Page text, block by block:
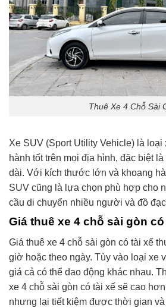
Thuê Xe 4 Chỗ Sài
Xe SUV (Sport Utility Vehicle) là loại
hành tốt trên mọi địa hình, đặc biệt
dài. Với kích thước lớn và khoang
SUV cũng là lựa chọn phù hợp cho
cầu di chuyển nhiều người và đồ
Giá thuê xe 4 chỗ sài gòn có
Giá thuê xe 4 chỗ sài gòn có tài xế
giờ hoặc theo ngày. Tùy vào loại xe
giá cả có thể dao động khác nhau.
xe 4 chỗ sài gòn có tài xế sẽ cao
nhưng lại tiết kiệm được thời gian